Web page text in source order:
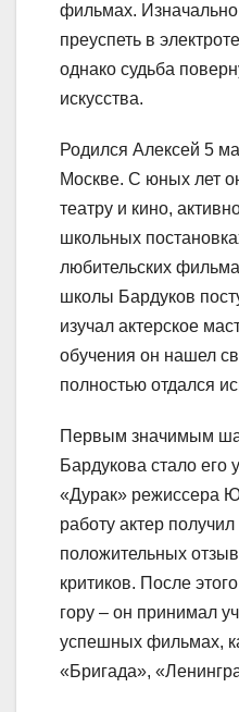
фильмах.
преуспеть в
однако судьба
искусства.
Родился Алексей 5
Москве. С юных лет
театру и кино,
школьных
любительских
школы Бардуков
изучал актерское
обучения он нашел
полностью отдался
Первым значимым
Бардукова стало его
«Дурак» режиссера
работу актер
положительных
критиков. После
гору – он принимал
успешных фильмах,
«Бригада»,